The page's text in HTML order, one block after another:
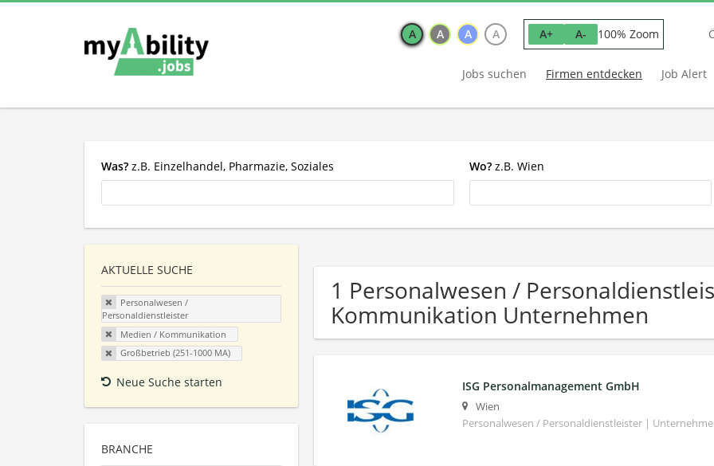
A A A A A+ A- 100% Zoom
Jobs suchen Firmen entdecken Job Alert
Was? z.B. Einzelhandel, Pharmazie, Soziales Wo? z.B. Wien
AKTUELLE SUCHE
Personalwesen /
Personaldienstleister
Medien / Kommunikation
Großbetrieb (251-1000 MA)
Neue Suche starten
BRANCHE
1 Personalwesen /
Kommunikation Unternehmen
ISG Personalmanagement GmbH
Wien
Personalwesen / Personaldienstleister |